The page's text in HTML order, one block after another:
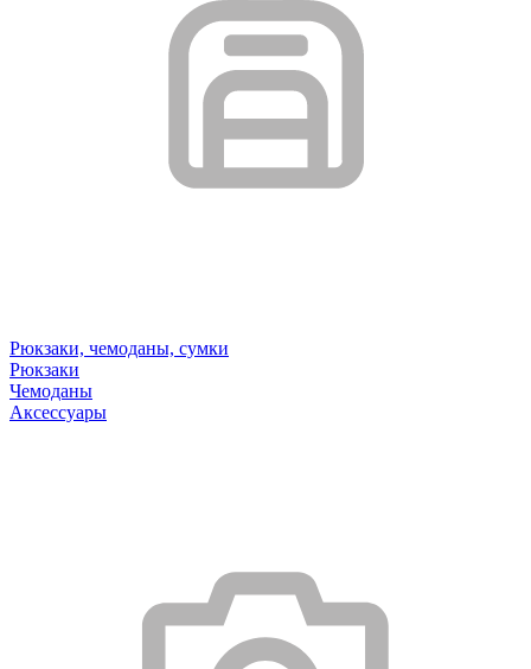
Рюкзаки, чемоданы, сумки
Рюкзаки
Чемоданы
Аксессуары